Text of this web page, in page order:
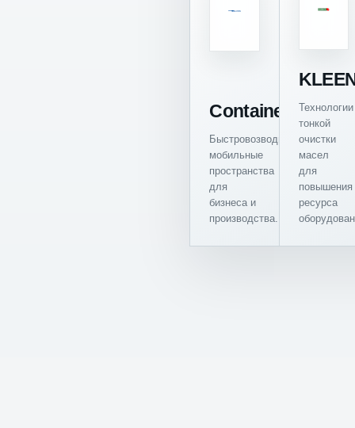
Containex
Быстровозводимые
мобильные
пространства
для
бизнеса и
производства.
Технологии
тонкой
очистки
масел
для
повышения
ресурса